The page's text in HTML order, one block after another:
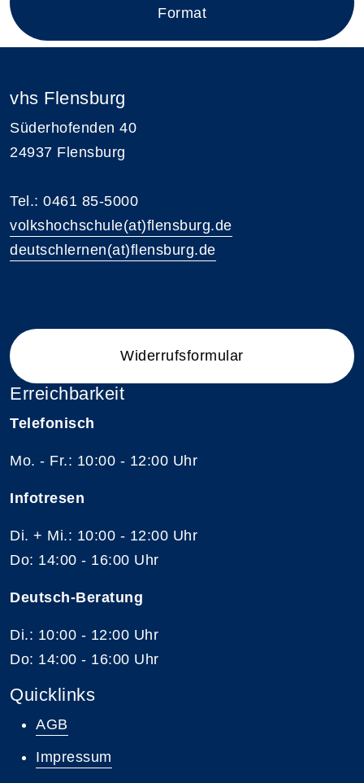
Format
vhs Flensburg
Süderhofenden 40
24937 Flensburg
Tel.: 0461 85-5000
volkshochschule(at)flensburg.de
deutschlernen(at)flensburg.de
Widerrufsformular
Erreichbarkeit
Telefonisch
Mo. - Fr.: 10:00 - 12:00 Uhr
Infotresen
Di. + Mi.: 10:00 - 12:00 Uhr
Do: 14:00 - 16:00 Uhr
Deutsch-Beratung
Di.: 10:00 - 12:00 Uhr
Do: 14:00 - 16:00 Uhr
Quicklinks
AGB
Impressum